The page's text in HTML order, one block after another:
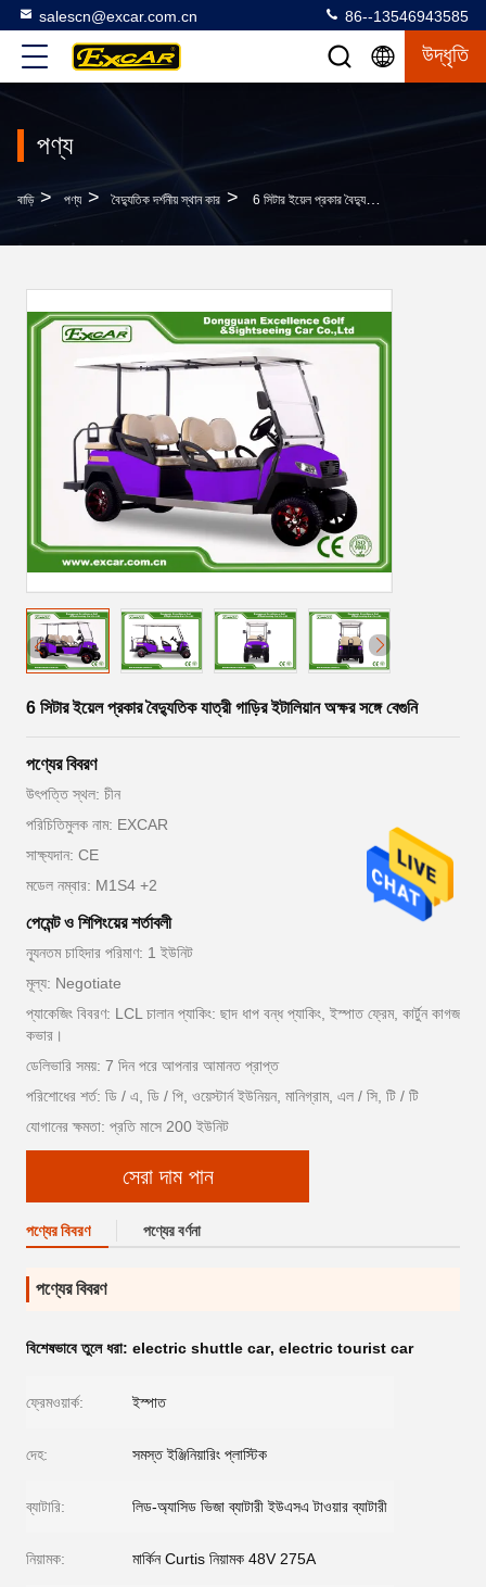
salescn@excar.com.cn 86--13546943585
উদ্ধৃতি
পণ্য
বাড়ি > পণ্য > বৈদ্যুতিক দর্শনীয় স্থান কার > 6 সিটার ইয়েল প্রকার বৈদ্যুতিক যাত্রী গাড়ির ইটালিয়ান অক্ষর সঙ্গে বেগুনি
6 সিটার ইয়েল প্রকার বৈদ্যুতিক যাত্রী গাড়ির ইটালিয়ান অক্ষর সঙ্গে বেগুনি
পণ্যের বিবরণ
উৎপত্তি স্থল: চীন
পরিচিতিমুলক নাম: EXCAR
সাক্ষ্যদান: CE
মডেল নম্বার: M1S4 +2
পেমেন্ট ও শিপিংয়ের শর্তাবলী
ন্যূনতম চাহিদার পরিমাণ: 1 ইউনিট
মূল্য: Negotiate
প্যাকেজিং বিবরণ: LCL চালান প্যাকিং: ছাদ ধাপ বন্ধ প্যাকিং, ইস্পাত ফ্রেম, কার্টুন কাগজ
কভার।
ডেলিভারি সময়: 7 দিন পরে আপনার আমানত প্রাপ্ত
পরিশোধের শর্ত: ডি / এ, ডি / পি, ওয়েস্টার্ন ইউনিয়ন, মানিগ্রাম, এল / সি, টি / টি
যোগানের ক্ষমতা: প্রতি মাসে 200 ইউনিট
সেরা দাম পান
পণ্যের বিবরণ পণ্যের বর্ণনা
পণ্যের বিবরণ
বিশেষভাবে তুলে ধরা: electric shuttle car, electric tourist car
ফ্রেমওয়ার্ক: ইস্পাত
দেহ: সমস্ত ইঞ্জিনিয়ারিং প্লাস্টিক
ব্যাটারি: লিড-অ্যাসিড ভিজা ব্যাটারী ইউএসএ টাওয়ার ব্যাটারী
নিয়ামক: মার্কিন Curtis নিয়ামক 48V 275A